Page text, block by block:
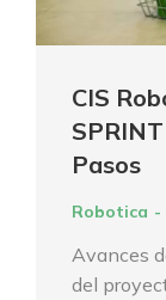
CIS
Pasos
Robotica
Avances
del